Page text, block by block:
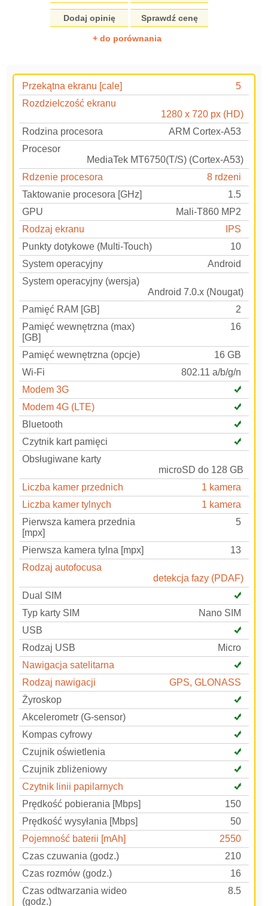
Dodaj opinię Sprawdź cenę
+ do porównania
Przekątna ekranu [cale]
5
Rozdzielczość ekranu
1280 x 720 px (HD)
Rodzina procesora
ARM Cortex-A53
Procesor
MediaTek MT6750(T/S) (Cortex-A53)
Rdzenie procesora
8 rdzeni
Taktowanie procesora [GHz]
1.5
GPU
Mali-T860 MP2
Rodzaj ekranu
IPS
Punkty dotykowe (Multi-Touch)
10
System operacyjny
Android
System operacyjny (wersja)
Android 7.0.x (Nougat)
Pamięć RAM [GB]
2
Pamięć wewnętrzna (max)
[GB]
16
Pamięć wewnętrzna (opcje)
16 GB
Wi-Fi
802.11 a/b/g/n
Modem 3G
Modem 4G (LTE)
Bluetooth
Czytnik kart pamięci
Obsługiwane karty
microSD do 128 GB
Liczba kamer przednich
1 kamera
Liczba kamer tylnych
1 kamera
Pierwsza kamera przednia
[mpx]
5
Pierwsza kamera tylna [mpx]
13
Rodzaj autofocusa
detekcja fazy (PDAF)
Dual SIM
Typ karty SIM
Nano SIM
USB
Rodzaj USB
Micro
Nawigacja satelitarna
Rodzaj nawigacji
GPS, GLONASS
Żyroskop
Akcelerometr (G-sensor)
Kompas cyfrowy
Czujnik oświetlenia
Czujnik zbliżeniowy
Czytnik linii papilarnych
Prędkość pobierania [Mbps]
150
Prędkość wysyłania [Mbps]
50
Pojemność baterii [mAh]
2550
Czas czuwania (godz.)
210
Czas rozmów (godz.)
16
Czas odtwarzania wideo
(godz.)
8.5